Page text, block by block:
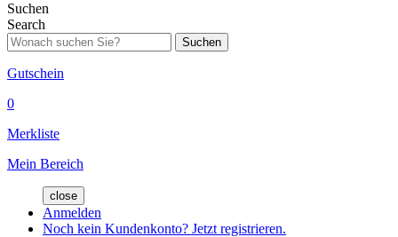
Suchen
Search
Suchen
Gutschein
0
Merkliste
Mein Bereich
close
Anmelden
Noch kein Kundenkonto? Jetzt registrieren.